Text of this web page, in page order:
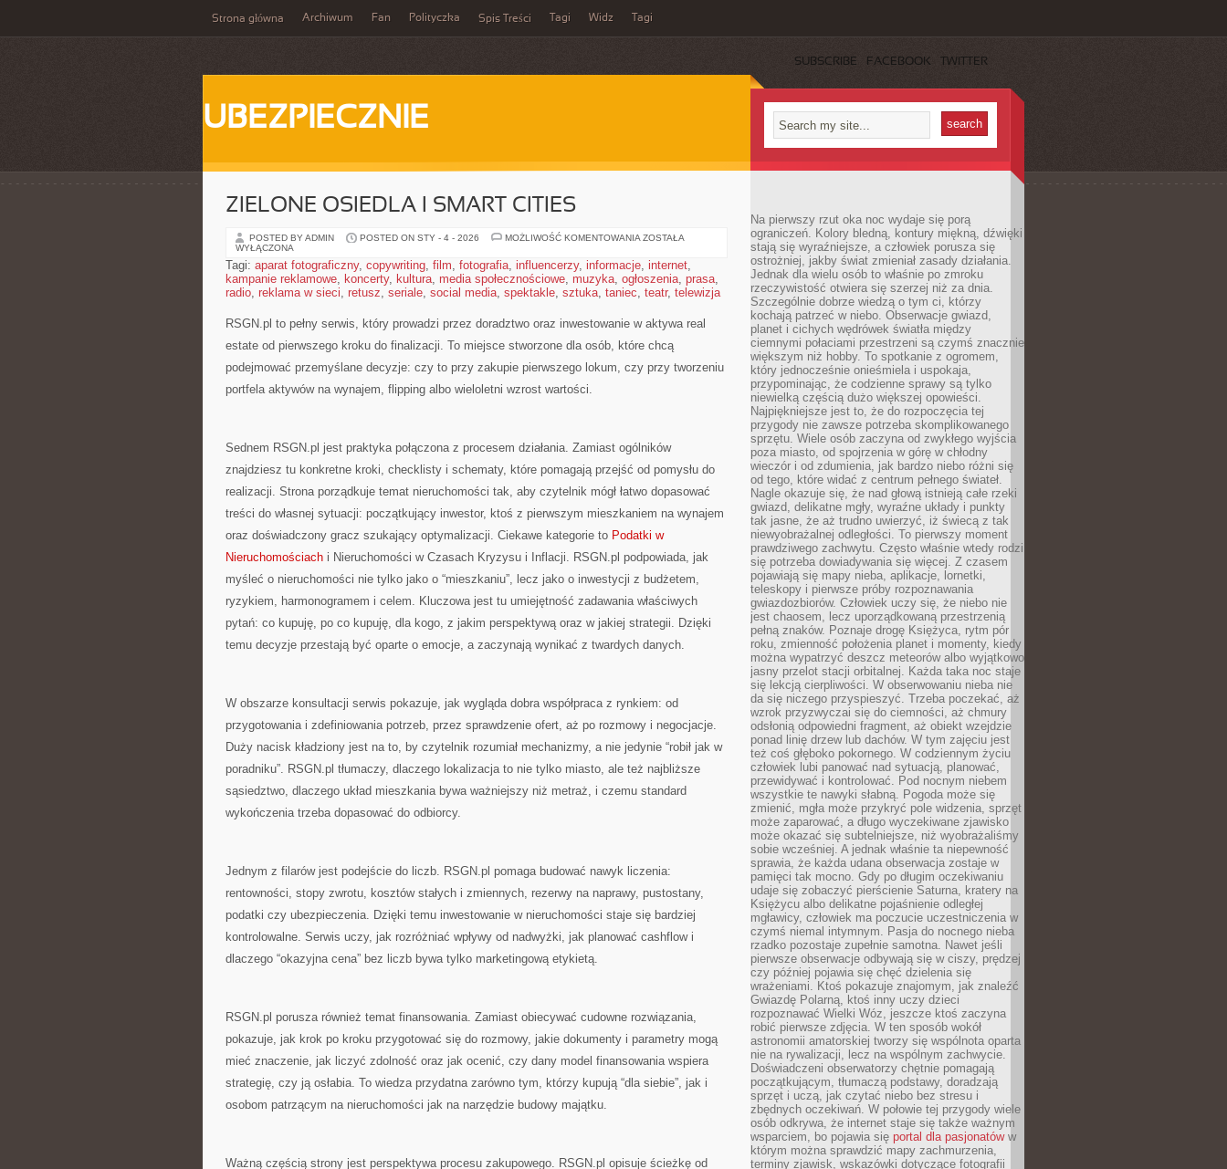
Strona główna Archiwum Fan Polityczka Spis Treści Tagi Widz Tagi
SUBSCRIBE FACEBOOK TWITTER
UBEZPIECZNIE
ZIELONE OSIEDLA I SMART CITIES
POSTED BY ADMIN POSTED ON STY - 4 - 2026 MOŻLIWOŚĆ KOMENTOWANIA ZIELONE
SMART
CITIES
ZOSTAŁA
WYŁĄCZONA
Tagi: aparat fotograficzny, copywriting, film, fotografia, influencerzy, informacje, internet,
kampanie reklamowe, koncerty, kultura, media społecznościowe, muzyka, ogłoszenia, prasa,
radio, reklama w sieci, retusz, seriale, social media, spektakle, sztuka, taniec, teatr, telewizja
RSGN.pl to pełny serwis, który prowadzi przez doradztwo oraz inwestowanie w aktywa real
estate od pierwszego kroku do finalizacji. To miejsce stworzone dla osób, które chcą
podejmować przemyślane decyzje: czy to przy zakupie pierwszego lokum, czy przy tworzeniu
portfela aktywów na wynajem, flipping albo wieloletni wzrost wartości.
Sednem RSGN.pl jest praktyka połączona z procesem działania. Zamiast ogólników
znajdziesz tu konkretne kroki, checklisty i schematy, które pomagają przejść od pomysłu do
realizacji. Strona porządkuje temat nieruchomości tak, aby czytelnik mógł łatwo dopasować
treści do własnej sytuacji: początkujący inwestor, ktoś z pierwszym mieszkaniem na wynajem
oraz doświadczony gracz szukający optymalizacji. Ciekawe kategorie to Podatki w
Nieruchomościach i Nieruchomości w Czasach Kryzysu i Inflacji. RSGN.pl podpowiada, jak
myśleć o nieruchomości nie tylko jako o “mieszkaniu”, lecz jako o inwestycji z budżetem,
ryzykiem, harmonogramem i celem. Kluczowa jest tu umiejętność zadawania właściwych
pytań: co kupuję, po co kupuję, dla kogo, z jakim perspektywą oraz w jakiej strategii. Dzięki
temu decyzje przestają być oparte o emocje, a zaczynają wynikać z twardych danych.
W obszarze konsultacji serwis pokazuje, jak wygląda dobra współpraca z rynkiem: od
przygotowania i zdefiniowania potrzeb, przez sprawdzenie ofert, aż po rozmowy i negocjacje.
Duży nacisk kładziony jest na to, by czytelnik rozumiał mechanizmy, a nie jedynie “robił jak w
poradniku”. RSGN.pl tłumaczy, dlaczego lokalizacja to nie tylko miasto, ale też najbliższe
sąsiedztwo, dlaczego układ mieszkania bywa ważniejszy niż metraż, i czemu standard
wykończenia trzeba dopasować do odbiorcy.
Jednym z filarów jest podejście do liczb. RSGN.pl pomaga budować nawyk liczenia:
rentowności, stopy zwrotu, kosztów stałych i zmiennych, rezerwy na naprawy, pustostany,
podatki czy ubezpieczenia. Dzięki temu inwestowanie w nieruchomości staje się bardziej
kontrolowalne. Serwis uczy, jak rozróżniać wpływy od nadwyżki, jak planować cashflow i
dlaczego “okazyjna cena” bez liczb bywa tylko marketingową etykietą.
RSGN.pl porusza również temat finansowania. Zamiast obiecywać cudowne rozwiązania,
pokazuje, jak krok po kroku przygotować się do rozmowy, jakie dokumenty i parametry mogą
mieć znaczenie, jak liczyć zdolność oraz jak ocenić, czy dany model finansowania wspiera
strategię, czy ją osłabia. To wiedza przydatna zarówno tym, którzy kupują “dla siebie”, jak i
osobom patrzącym na nieruchomości jak na narzędzie budowy majątku.
Ważną częścią strony jest perspektywa procesu zakupowego. RSGN.pl opisuje ścieżkę od
Na pierwszy rzut oka noc wydaje się porą
ograniczeń. Kolory bledną, kontury miękną, dźwięki
stają się wyraźniejsze, a człowiek porusza się
ostrożniej, jakby świat zmieniał zasady działania.
Jednak dla wielu osób to właśnie po zmroku
rzeczywistość otwiera się szerzej niż za dnia.
Szczególnie dobrze wiedzą o tym ci, którzy
kochają patrzeć w niebo. Obserwacje gwiazd,
planet i cichych wędrówek światła między
ciemnymi połaciami przestrzeni są czymś znacznie
większym niż hobby. To spotkanie z ogromem,
który jednocześnie onieśmiela i uspokaja,
przypominając, że codzienne sprawy są tylko
niewielką częścią dużo większej opowieści.
Najpiękniejsze jest to, że do rozpoczęcia tej
przygody nie zawsze potrzeba skomplikowanego
sprzętu. Wiele osób zaczyna od zwykłego wyjścia
poza miasto, od spojrzenia w górę w chłodny
wieczór i od zdumienia, jak bardzo niebo różni się
od tego, które widać z centrum pełnego świateł.
Nagle okazuje się, że nad głową istnieją całe rzeki
gwiazd, delikatne mgły, wyraźne układy i punkty
tak jasne, że aż trudno uwierzyć, iż świecą z tak
niewyobrażalnej odległości. To pierwszy moment
prawdziwego zachwytu. Często właśnie wtedy rodzi
się potrzeba dowiadywania się więcej. Z czasem
pojawiają się mapy nieba, aplikacje, lornetki,
teleskopy i pierwsze próby rozpoznawania
gwiazdozbiorów. Człowiek uczy się, że niebo nie
jest chaosem, lecz uporządkowaną przestrzenią
pełną znaków. Poznaje drogę Księżyca, rytm pór
roku, zmienność położenia planet i momenty, kiedy
można wypatrzyć deszcz meteorów albo wyjątkowo
jasny przelot stacji orbitalnej. Każda taka noc staje
się lekcją cierpliwości. W obserwowaniu nieba nie
da się niczego przyspieszyć. Trzeba poczekać, aż
wzrok przyzwyczai się do ciemności, aż chmury
odsłonią odpowiedni fragment, aż obiekt wzejdzie
ponad linię drzew lub dachów. W tym zajęciu jest
też coś głęboko pokornego. W codziennym życiu
człowiek lubi panować nad sytuacją, planować,
przewidywać i kontrolować. Pod nocnym niebem
wszystkie te nawyki słabną. Pogoda może się
zmienić, mgła może przykryć pole widzenia, sprzęt
może zaparować, a długo wyczekiwane zjawisko
może okazać się subtelniejsze, niż wyobrażaliśmy
sobie wcześniej. A jednak właśnie ta niepewność
sprawia, że każda udana obserwacja zostaje w
pamięci tak mocno. Gdy po długim oczekiwaniu
udaje się zobaczyć pierścienie Saturna, kratery na
Księżycu albo delikatne pojaśnienie odległej
mgławicy, człowiek ma poczucie uczestniczenia w
czymś niemal intymnym. Pasja do nocnego nieba
rzadko pozostaje zupełnie samotna. Nawet jeśli
pierwsze obserwacje odbywają się w ciszy, prędzej
czy później pojawia się chęć dzielenia się
wrażeniami. Ktoś pokazuje znajomym, jak znaleźć
Gwiazdę Polarną, ktoś inny uczy dzieci
rozpoznawać Wielki Wóz, jeszcze ktoś zaczyna
robić pierwsze zdjęcia. W ten sposób wokół
astronomii amatorskiej tworzy się wspólnota oparta
nie na rywalizacji, lecz na wspólnym zachwycie.
Doświadczeni obserwatorzy chętnie pomagają
początkującym, tłumaczą podstawy, doradzają
sprzęt i uczą, jak czytać niebo bez stresu i
zbędnych oczekiwań. W połowie tej przygody wiele
osób odkrywa, że internet staje się także ważnym
wsparciem, bo pojawia się portal dla pasjonatóww
którym można sprawdzić mapy zachmurzenia,
terminy zjawisk, wskazówki dotyczące fotografii